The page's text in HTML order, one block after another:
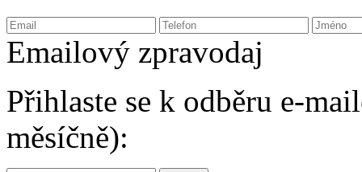
Emailový zpravodaj
Přihlaste se k odběru e-
měsíčně):